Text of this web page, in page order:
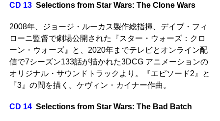
CD 13Selections from Star Wars: The Clone Wars
2008年、ジョージ・ルーカス製作総指揮、デイブ・フィ
ローニ監督で劇場公開された『スター・ウォーズ：クロ
ーン・ウォーズ』と、2020年までテレビとオンライン配
信で7シーズン133話が描かれた3DCG アニメーションの
オリジナル・サウンドトラックより。『エピソード2』と
『3』の間を描く。ケヴィン・カイナー作曲。
CD 14Selections from Star Wars: The Bad Batch